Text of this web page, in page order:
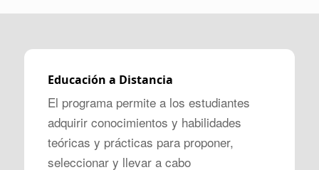
Educación a Distancia
El programa permite a los estudiantes
adquirir conocimientos y habilidades
teóricas y prácticas para proponer,
seleccionar y llevar a cabo